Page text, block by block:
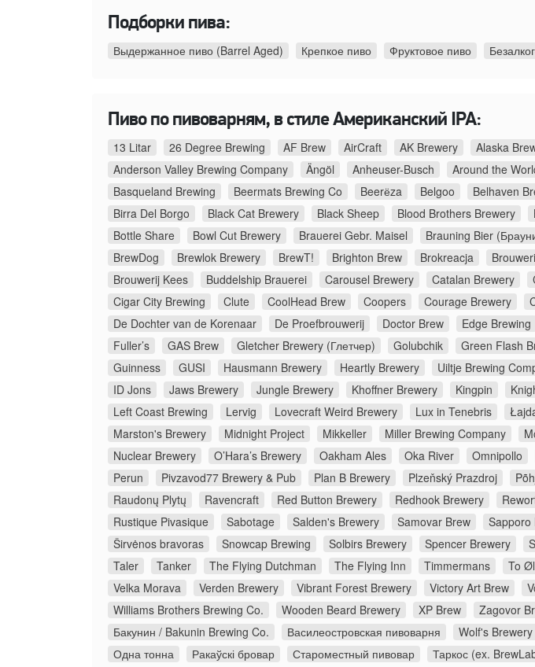
Подборки пива:
Выдержанное пиво (Barrel Aged) Крепкое пиво Фруктовое пиво
Пиво по пивоварням, в стиле Американский IPA:
13 Litar 26 Degree Brewing AF Brew AirCraft AK Brewery Alaska
Anderson Valley Brewing Company
Ängöl Anheuser-Busch Around the
Basqueland Brewing
Beermats Brewing Co Beerёza Belgoo Belhaven
Birra Del Borgo
Black Cat Brewery Black Sheep Blood Brothers Brewery
Bottle Share
Bowl Cut Brewery Brauerei Gebr. Maisel Brauning Bier
BrewDog
Brewlok Brewery BrewT! Brighton Brew Brokreacja
Brouwerij Kees
Buddelship Brauerei Carousel Brewery Catalan Brewery
Cigar City Brewing
Clute CoolHead Brew Coopers Courage Brewery
De Dochter van de Korenaar
De Proefbrouwerij Doctor Brew Edge Brewing
Fuller’s
GAS Brew Gletcher Brewery (Глетчер) Golubchik Green Flash
Guinness
GUSI Hausmann Brewery Heartly Brewery Uiltje Brewing
ID Jons
Jaws Brewery Jungle Brewery Khoffner Brewery Kingpin
Left Coast Brewing
Lervig Lovecraft Weird Brewery Lux in Tenebris
Marston's Brewery
Midnight Project Mikkeller Miller Brewing Company
Nuclear Brewery
O’Hara’s Brewery Oakham Ales Oka River Omnipollo
Perun
Pivzavod77 Brewery & Pub Plan B Brewery Plzeňský Prazdroj
Raudonų Plytų
Ravencraft Red Button Brewery Redhook Brewery
Rustique Pivasique
Sabotage Salden's Brewery Samovar Brew Sapporo
Širvėnos bravoras
Snowcap Brewing Solbirs Brewery Spencer Brewery
Taler
Tanker The Flying Dutchman The Flying Inn Timmermans To Øl
Velka Morava
Verden Brewery Vibrant Forest Brewery Victory Art Brew
Williams Brothers Brewing Co.
Wooden Beard Brewery XP Brew Zagovor
Бакунин / Bakunin Brewing Co.
Василеостровская пивоварня Wolf's
Одна тонна
Ракаўскі бровар Староместный пивовар Таркос (ex.